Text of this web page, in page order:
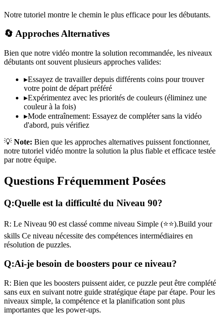
Notre tutoriel montre le chemin le plus efficace pour les débutants.
🔄 Approches Alternatives
Bien que notre vidéo montre la solution recommandée, les niveaux
débutants ont souvent plusieurs approches valides:
▸Essayez de travailler depuis différents coins pour trouver
votre point de départ préféré
▸Expérimentez avec les priorités de couleurs (éliminez une
couleur à la fois)
▸Mode entraînement: Essayez de compléter sans la vidéo
d'abord, puis vérifiez
💡 Note: Bien que les approches alternatives puissent fonctionner,
notre tutoriel vidéo montre la solution la plus fiable et efficace testée
par notre équipe.
Questions Fréquemment Posées
Q:Quelle est la difficulté du Niveau 90?
R: Le Niveau 90 est classé comme niveau Simple (⭐⭐).Build your
skills Ce niveau nécessite des compétences intermédiaires en
résolution de puzzles.
Q:Ai-je besoin de boosters pour ce niveau?
R: Bien que les boosters puissent aider, ce puzzle peut être complété
sans eux en suivant notre guide stratégique étape par étape. Pour les
niveaux simple, la compétence et la planification sont plus
importantes que les power-ups.